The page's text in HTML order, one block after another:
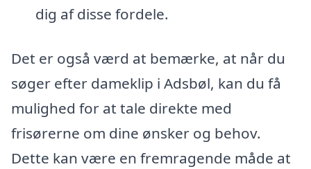
dig af disse fordele.
Det er også værd at bemærke, at når du
søger efter dameklip i Adsbøl, kan du få
mulighed for at tale direkte med
frisørerne om dine ønsker og behov.
Dette kan være en fremragende måde at